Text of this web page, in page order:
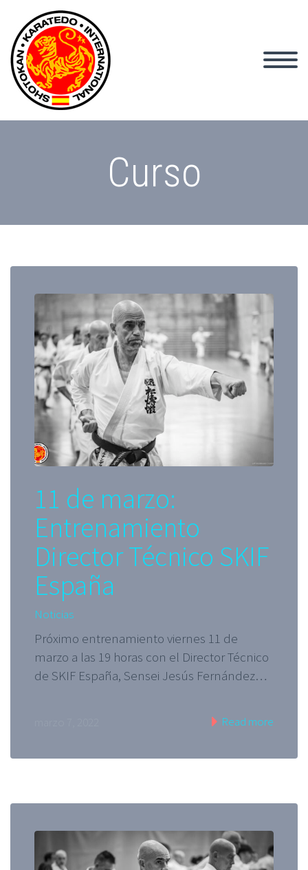
Curso
11 de marzo:
Entrenamiento
Director Técnico SKIF
España
Noticias
Próximo entrenamiento viernes 11 de
marzo a las 19 horas con el Director Técnico
de SKIF España, Sensei Jesús Fernández…
Read more